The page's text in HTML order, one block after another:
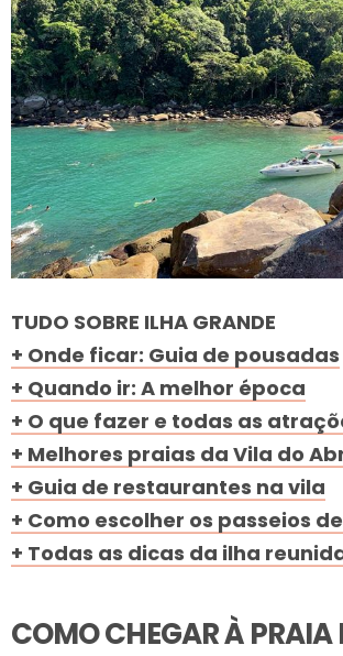
TUDO SOBRE ILHA GRANDE
+ Onde ficar: Guia de pousadas
+ Quando ir: A melhor época
+ O que fazer e todas as
+ Melhores praias da Vila do
+ Guia de restaurantes na vila
+ Como escolher os passeios
+ Todas as dicas da ilha
COMO CHEGAR À PRAIA